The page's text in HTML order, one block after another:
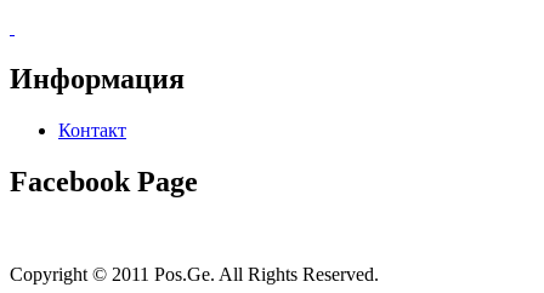
Информация
Контакт
Facebook Page
Copyright © 2011 Pos.Ge. All Rights Reserved.